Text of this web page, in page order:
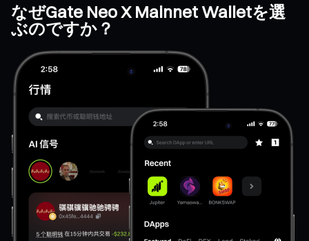
なぜGate Neo X Mainnet Walletを選
ぶのですか？